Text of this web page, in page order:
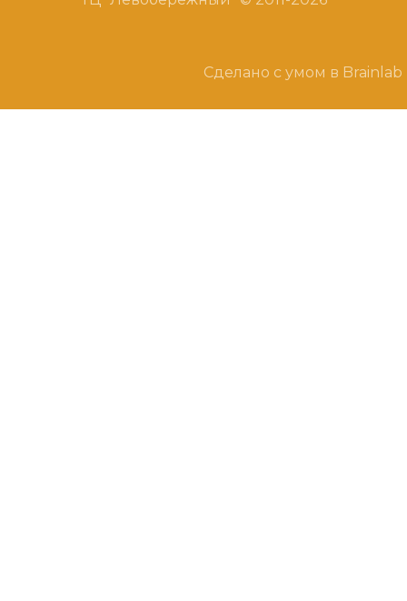
Сделано с умом в Brainlab